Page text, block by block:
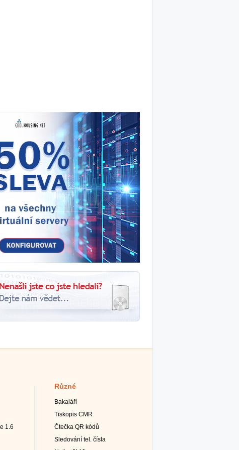
1.6
Různé
Bakaláři
Tiskopis CMR
Čtečka QR kódů
Sledování tel. čísla